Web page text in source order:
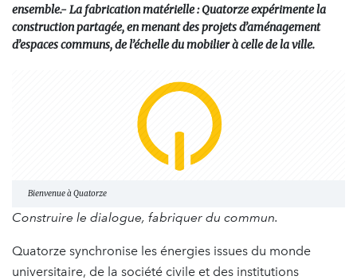
ensemble.- La fabrication matérielle : Quatorze expérimente la
construction partagée, en menant des projets d’aménagement
d’espaces communs, de l’échelle du mobilier à celle de la ville.
Bienvenue à Quatorze
Construire le dialogue, fabriquer du commun.
Quatorze synchronise les énergies issues du monde
universitaire, de la société civile et des institutions